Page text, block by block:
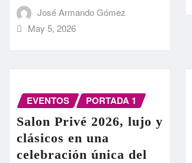
José Armando Gómez
May 5, 2026
EVENTOS PORTADA 1
Salon Privé 2026, lujo y
clásicos en una
celebración única del